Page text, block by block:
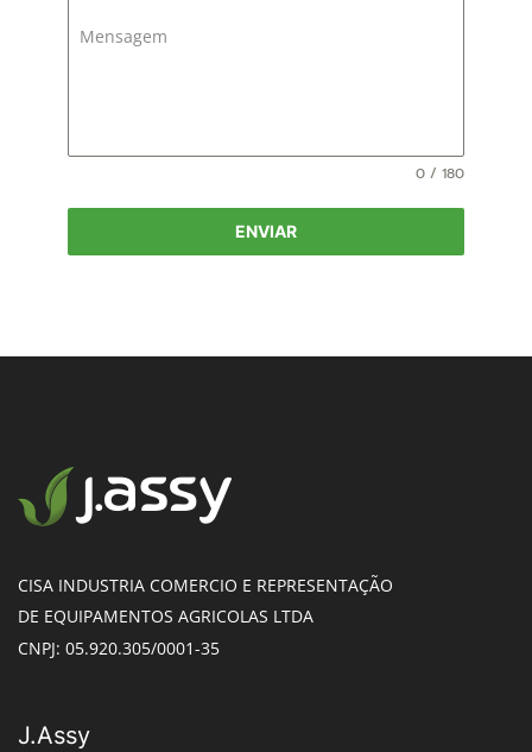
Mensagem
0 / 180
ENVIAR
CISA INDUSTRIA COMERCIO E REPRESENTAÇÃO
DE EQUIPAMENTOS AGRICOLAS LTDA
CNPJ: 05.920.305/0001-35
J.Assy